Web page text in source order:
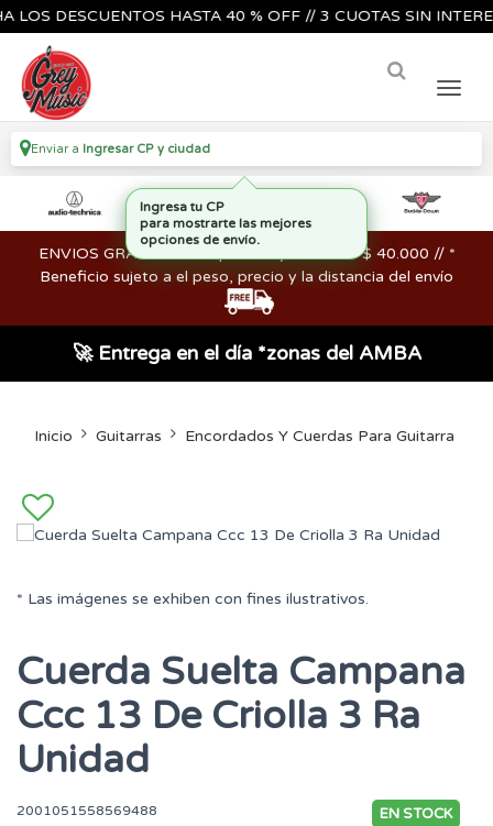
DESCUENTOS HASTA 40 % OFF // 3 CUOTAS SIN
Enviar a Ingresar CP y ciudad
ENVIOS GRATIS en compras mayores a los $ 40.000 // *
Beneficio sujeto a el peso, precio y la distancia del envío
🚀 Entrega en el día *zonas del AMBA
Inicio Guitarras Encordados Y Cuerdas Para Guitarra
* Las imágenes se exhiben con fines ilustrativos.
Cuerda Suelta Campana
Ccc 13 De Criolla 3 Ra
Unidad
2001051558569488 EN STOCK